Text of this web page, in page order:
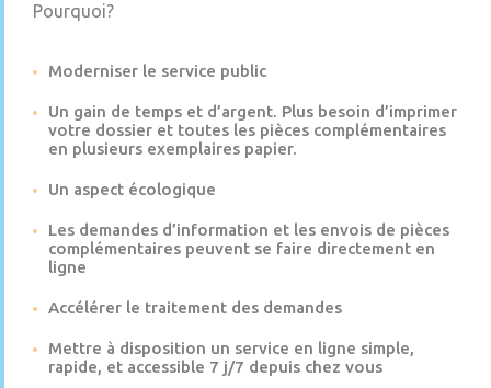
Pourquoi?
Moderniser le service public
Un gain de temps et d’argent. Plus besoin d’imprimer
votre dossier et toutes les pièces complémentaires
en plusieurs exemplaires papier.
Un aspect écologique
Les demandes d’information et les envois de pièces
complémentaires peuvent se faire directement en
ligne
Accélérer le traitement des demandes
Mettre à disposition un service en ligne simple,
rapide, et accessible 7 j/7 depuis chez vous